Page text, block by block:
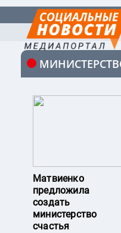
Матвиенко
предложила
создать
министерство
счастья